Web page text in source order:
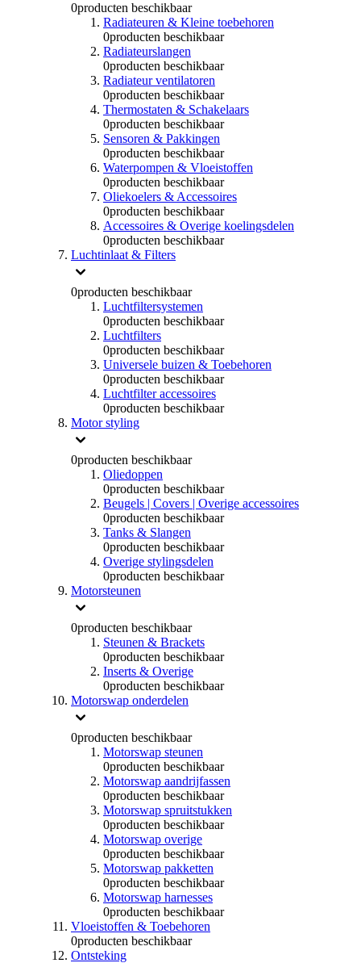
0producten beschikbaar
Radiateuren & Kleine toebehoren
0producten beschikbaar
Radiateurslangen
0producten beschikbaar
Radiateur ventilatoren
0producten beschikbaar
Thermostaten & Schakelaars
0producten beschikbaar
Sensoren & Pakkingen
0producten beschikbaar
Waterpompen & Vloeistoffen
0producten beschikbaar
Oliekoelers & Accessoires
0producten beschikbaar
Accessoires & Overige koelingsdelen
0producten beschikbaar
Luchtinlaat & Filters
0producten beschikbaar
Luchtfiltersystemen
0producten beschikbaar
Luchtfilters
0producten beschikbaar
Universele buizen & Toebehoren
0producten beschikbaar
Luchtfilter accessoires
0producten beschikbaar
Motor styling
0producten beschikbaar
Oliedoppen
0producten beschikbaar
Beugels | Covers | Overige accessoires
0producten beschikbaar
Tanks & Slangen
0producten beschikbaar
Overige stylingsdelen
0producten beschikbaar
Motorsteunen
0producten beschikbaar
Steunen & Brackets
0producten beschikbaar
Inserts & Overige
0producten beschikbaar
Motorswap onderdelen
0producten beschikbaar
Motorswap steunen
0producten beschikbaar
Motorswap aandrijfassen
0producten beschikbaar
Motorswap spruitstukken
0producten beschikbaar
Motorswap overige
0producten beschikbaar
Motorswap pakketten
0producten beschikbaar
Motorswap harnesses
0producten beschikbaar
Vloeistoffen & Toebehoren
0producten beschikbaar
Ontsteking